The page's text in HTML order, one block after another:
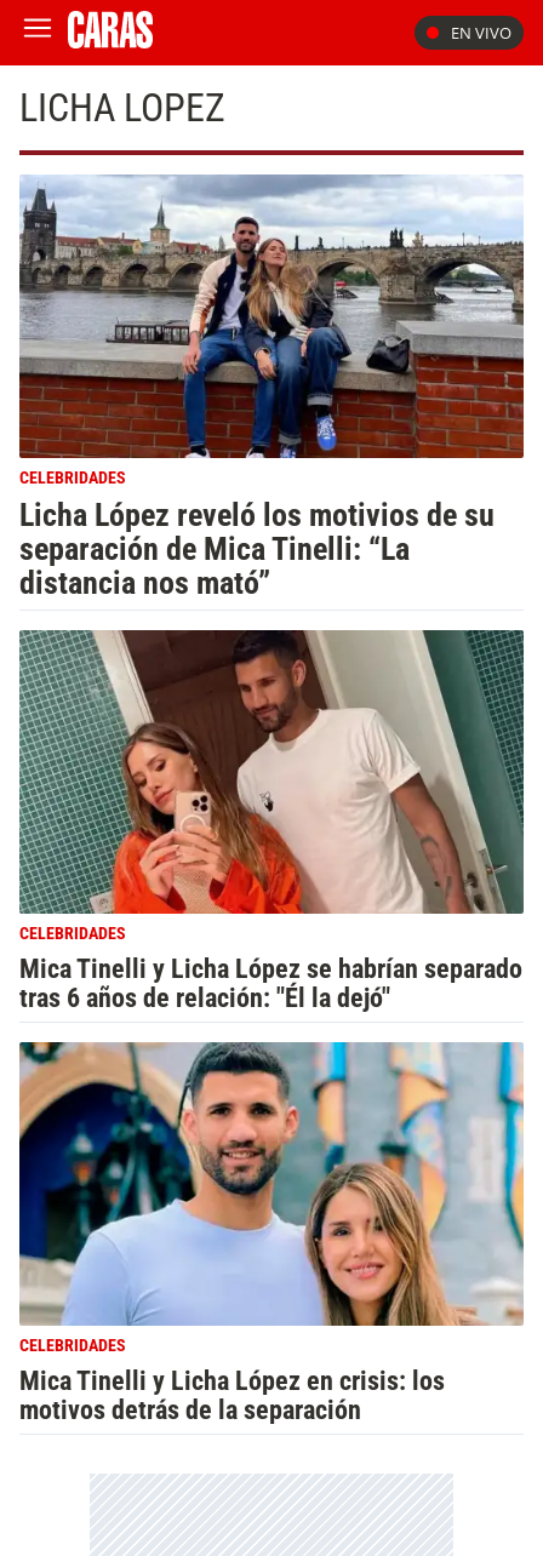
EN VIVO
LICHA LOPEZ
CELEBRIDADES
Licha López reveló los motivios de su
separación de Mica Tinelli: “La
distancia nos mató”
CELEBRIDADES
Mica Tinelli y Licha López se habrían separado
tras 6 años de relación: "Él la dejó"
CELEBRIDADES
Mica Tinelli y Licha López en crisis: los
motivos detrás de la separación